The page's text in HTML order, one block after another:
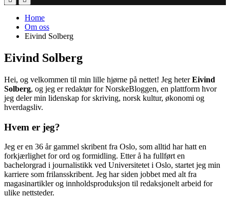
Home
Om oss
Eivind Solberg
Eivind Solberg
Hei, og velkommen til min lille hjørne på nettet! Jeg heterEivind
Solberg, og jeg er redaktør for NorskeBloggen, en plattform hvor
jeg deler min lidenskap for skriving, norsk kultur, økonomi og
hverdagsliv.
Hvem er jeg?
Jeg er en 36 år gammel skribent fra Oslo, som alltid har hatt en
forkjærlighet for ord og formidling. Etter å ha fullført en
bachelorgrad i journalistikk ved Universitetet i Oslo, startet jeg min
karriere som frilansskribent. Jeg har siden jobbet med alt fra
magasinartikler og innholdsproduksjon til redaksjonelt arbeid for
ulike nettsteder.